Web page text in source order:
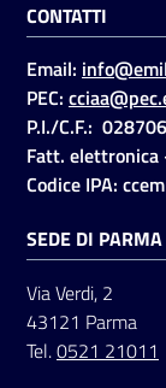
Accedi
Registrati
CONTATTI
Email:
PEC:
P.I./C.F.:
Fatt. elettronica
Codice IPA: ccem
SEDE DI PARMA
Via Verdi, 2
43121 Parma
Tel.0521 21011